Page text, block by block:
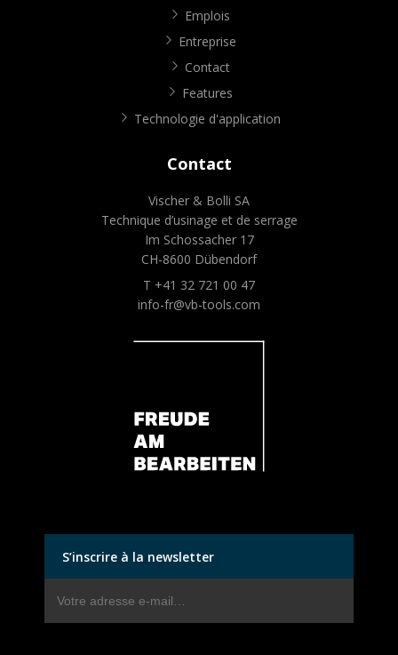
Emplois
Entreprise
Contact
Features
Technologie d'application
Contact
Vischer & Bolli SA
Technique d’usinage et de serrage
Im Schossacher 17
CH-8600 Dübendorf
T +41 32 721 00 47
info-fr@vb-tools.com
S’inscrire à la newsletter